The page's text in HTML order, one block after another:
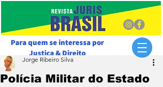
Para quem se interessa por
Justiça & Direito
Polícia Militar do Estado
Jorge Ribeiro Silva